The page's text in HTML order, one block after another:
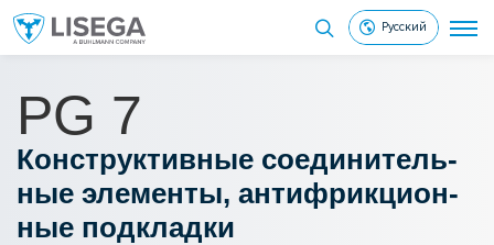
Русский
PG 7
Кон­струк­тив­ные со­еди­ни­тель­
ные эле­мен­ты, ан­ти­фрик­ци­он­
ные под­клад­ки